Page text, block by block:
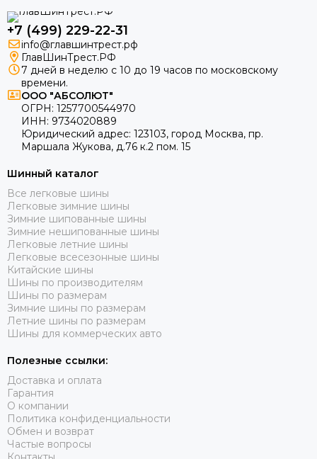
+7 (499) 229-22-31
info@главшинтрест.рф
ГлавШинТрест.РФ
7 дней в неделю с 10 до 19 часов по московскому
времени.
ООО "АБСОЛЮТ"
ОГРН: 1257700544970
ИНН: 9734020889
Юридический адрес: 123103, город Москва, пр.
Маршала Жукова, д.76 к.2 пом. 15
Шинный каталог
Все легковые шины
Легковые зимние шины
Зимние шипованные шины
Зимние нешипованные шины
Легковые летние шины
Легковые всесезонные шины
Китайские шины
Шины по производителям
Шины по размерам
Зимние шины по размерам
Летние шины по размерам
Шины для коммерческих авто
Полезные ссылки:
Доставка и оплата
Гарантия
О компании
Политика конфиденциальности
Обмен и возврат
Частые вопросы